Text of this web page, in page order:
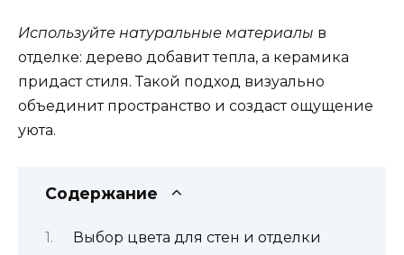
Используйте натуральные материалы в
отделке: дерево добавит тепла, а керамика
придаст стиля. Такой подход визуально
объединит пространство и создаст ощущение
уюта.
Содержание
Выбор цвета для стен и отделки